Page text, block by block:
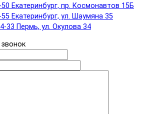
Екатеринбург, пр. Космонавтов 15Б
Екатеринбург, ул. Шаумяна 35
33 Пермь, ул. Окулова 34